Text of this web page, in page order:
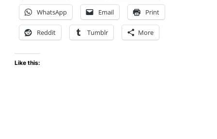
que
Necesitas
Saber
sobre
WhatsApp Email Print
Reddit Tumblr More
Like this: